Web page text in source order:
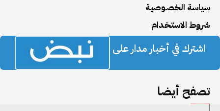
سياسة الخصوصية
شروط الاستخدام
اشترك في أخبار مدار على
تصفح أيضا